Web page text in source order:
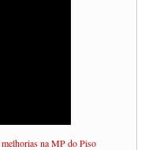
na MP do Piso